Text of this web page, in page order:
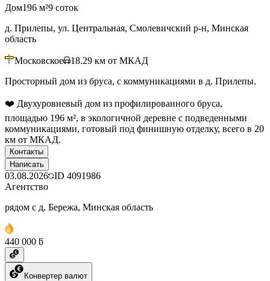
Дом196 м²9 соток
д. Прилепы, ул. Центральная, Смолевичский р-н, Минская
область
Московское 18.29 км от МКАД
Просторный дом из бруса, с коммуникациями в д. Прилепы.
❤️ Двухуровневый дом из профилированного бруса,
площадью 196 м², в экологичной деревне с подведенными
коммуникациями, готовый под финишную отделку, всего в 20
км от МКАД.
Контакты
Написать
03.08.2026 ID 4091986
Агентство
рядом с д. Бережа, Минская область
440 000 ƃ
Конвертер валют